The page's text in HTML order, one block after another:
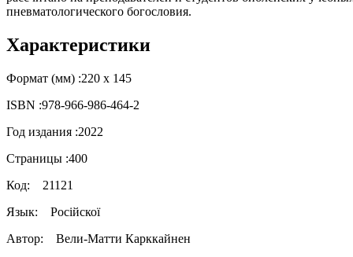
пневматологического богословия.
Характеристики
Формат (мм) :220 х 145
ISBN :978-966-986-464-2
Год издания :2022
Страницы :400
Код: 21121
Язык: Російскої
Автор:
Вели-Матти Карккайнен